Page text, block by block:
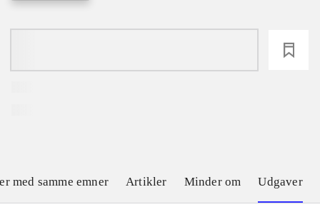
med samme emner Artikler Minder om Udgaver